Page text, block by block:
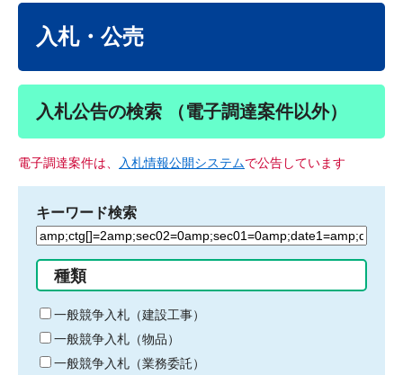
入札・公売
入札公告の検索 （電子調達案件以外）
電子調達案件は、 入札情報公開システムで公告しています
キーワード検索
検
る
キ
ー
ワ
ー
種類
一般競争入札（建設工事）
一般競争入札（物品）
一般競争入札（業務委託）